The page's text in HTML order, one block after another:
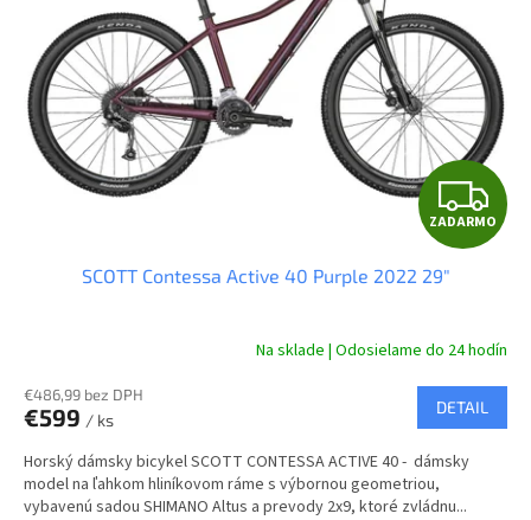
Z
A
A
R
M
ZADARMO
SCOTT Contessa Active 40 Purple 2022 29"
Na sklade | Odosielame do 24 hodín
€486,99 bez DPH
€599 / ks
DETAIL
Horský dámsky bicykel SCOTT CONTESSA ACTIVE 40 - dámsky
model na ľahkom hliníkovom ráme s výbornou geometriou,
vybavenú sadou SHIMANO Altus a prevody 2x9, ktoré zvládnu...